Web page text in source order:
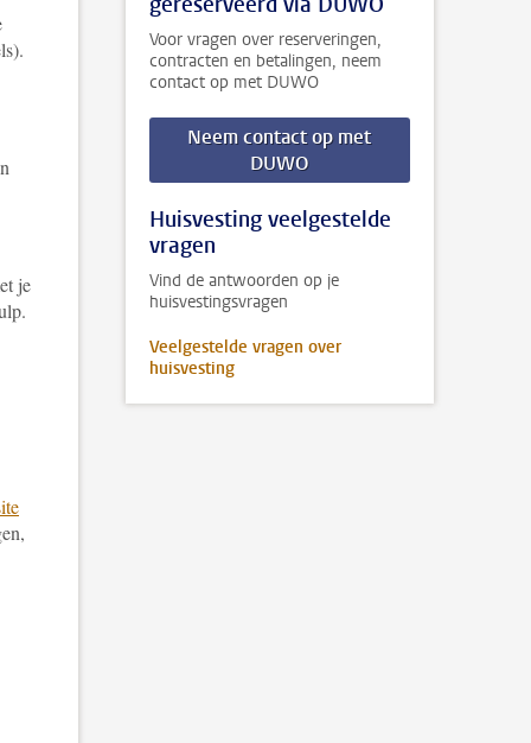
je
Voor vragen over reserveringen,
contracten en betalingen, neem
contact op met DUWO
Neem contact op met
DUWO
Huisvesting veelgestelde
vragen
Vind de antwoorden op je
huisvestingsvragen
Veelgestelde vragen over
huisvesting